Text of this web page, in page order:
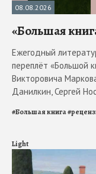
08.08.2026
«Большая
Ежегодный
переплёт «Большой
Викторовича
Данилкин, Сергей
#Большая книга#
Light